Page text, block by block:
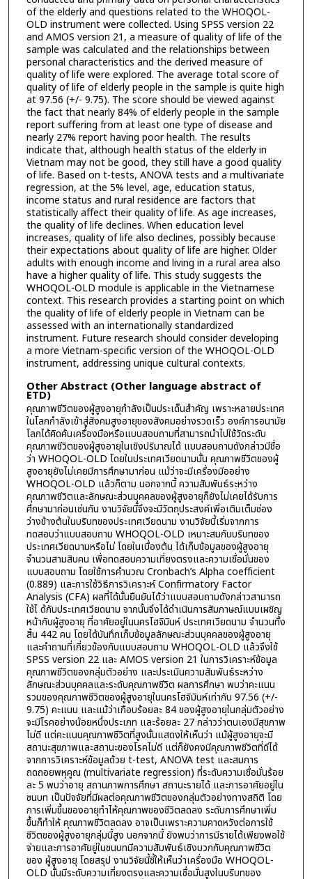
of the elderly and questions related to the WHOQOL-
OLD instrument were collected. Using SPSS version 22
and AMOS version 21, a measure of quality of life of the
sample was calculated and the relationships between
personal characteristics and the derived measure of
quality of life were explored. The average total score of
quality of life of elderly people in the sample is quite high
at 97.56 (+/- 9.75). The score should be viewed against
the fact that nearly 84% of elderly people in the sample
report suffering from at least one type of disease and
nearly 27% report having poor health. The results
indicate that, although health status of the elderly in
Vietnam may not be good, they still have a good quality
of life. Based on t-tests, ANOVA tests and a multivariate
regression, at the 5% level, age, education status,
income status and rural residence are factors that
statistically affect their quality of life. As age increases,
the quality of life declines. When education level
increases, quality of life also declines, possibly because
their expectations about quality of life are higher. Older
adults with enough income and living in a rural area also
have a higher quality of life. This study suggests the
WHOQOL-OLD module is applicable in the Vietnamese
context. This research provides a starting point on which
the quality of life of elderly people in Vietnam can be
assessed with an internationally standardized
instrument. Future research should consider developing
a more Vietnam-specific version of the WHOQOL-OLD
instrument, addressing unique cultural contexts.
Other Abstract (Other language abstract of
ETD)
คุณภาพชีวิตของผู้สูงอายุกำลังเป็นประเด็นสำคัญ เพราะหลายประเทศ
ในโลกกำลังเข้าสู่สังคมสูงอายุของสังคมอย่างรวดเร็ว องค์การอนามัย
โลกได้คิดค้นเครื่องมือหรือแบบสอบถามที่สามารถนำไปใช้วัดระดับ
คุณภาพชีวิตของผู้สูงอายุในเชิงปริมาณได้ แบบสอบถามดังกล่าวมีชื่อ
ว่า WHOQOL-OLD โดยในประเทศเวียดนามนั้น คุณภาพชีวิตของผู้
สูงอายุยังไม่เคยมีการศึกษามาก่อน แม้ว่าจะมีเครื่องมีออย่าง
WHOQOL-OLD แล้วก็ตาม นอกจากนี้ ความสัมพันธ์ระหว่าง
คุณภาพชีวิตและลักษณะส่วนบุคคลของผู้สูงอายุก็ยังไม่เคยได้รับการ
ศึกษามาก่อนเช่นกัน งานวิจัยนี้จึงจะมีวัตถุประสงค์เพิ่อเติมเต็มช่อง
ว่างข้างต้นในบริบทของประเทศเวียดนาม งานวิจัยนี้เริ่มจากการ
ทดสอบว่าแบบสอบถาม WHOQOL-OLD เหมาะสมกับบริบทของ
ประเทศเวียดนามหรือไม่ โดยในเบื่องต้น ได้เก็บข้อมูลของผู้สูงอายุ
จำนวนสามสิบคน เพื่อทดสอบความเที่ยงตรงและความเชื่อมั่นของ
แบบสอบถาม โดยใช้การคำนวณ Cronbach’s Alpha coefficient
(0.889) และการใช้วิธีการวิเคราะห์ Confirmatory Factor
Analysis (CFA) ผลที่ได้นั้นยืนยันได้ว่าแบบสอบถามดังกล่าวสามารถ
ใช้ไ ด้กับประเทศเวียดนาม จากนั้นจึงได้ดำเนินการสัมภาษณ์แบบเผชิญ
หน้ากับผู้สูงอายุ ที่อาศัยอยู่ในนครโฮจิมินห์ ประเทศเวียดนาม จำนวนทั้ง
สิ้น 442 คน โดยได้บันทึกเก็บข้อมูลลักษณะส่วนบุคคลของผู้สูงอายุ
และคำถามที่เกี่ยวข้องกับแบบสอบถาม WHOQOL-OLD แล้วจึงใช้
SPSS version 22 และ AMOS version 21 ในการวิเคราะห์ข้อมูล
คุณภาพชีวิตของกลุ่มตัวอย่าง และประเมินความสัมพันธ์ระหว่าง
ลักษณะส่วนบุคคลและระดับคุณภาพชีวิต ผลการศึกษา พบว่าคะแนน
รวมของคุณภาพชีวิตของผู้สูงอายุในนครโฮจิมินห์เท่ากับ 97.56 (+/-
9.75) คะแนน และแม้ว่าเกือบร้อยละ 84 ของผู้สูงอายุในกลุ่มตัวอย่าง
จะมีโรคอย่างน้อยหนึ่งประเภท และร้อยละ 27 กล่าวว่าตนเองมีสุขภาพ
ไม่ดี แต่คะแนนคุณภาพชีวิตที่สูงนั้นแสดงให้เห็นว่า แม้ผู้สูงอายุจะมี
สถานะสุขภาพและสถานะของโรคไม่ดี แต่ก็ยังคงมีคุณภาพชีวิตที่ดีได้
จากการวิเคราะห์ข้อมูลด้วย t-test, ANOVA test และสมการ
ถดถอยพหุคูณ (multivariate regression) ที่ระดับความเชื่อมั่นร้อย
ละ 5 พบว่าอายุ สถานภาพการศึกษา สถานะรายได้ และการอาศัยอยู่ใน
ชนบท เป็นปัจจัยที่มีผลต่อคุณภาพชีวิตของกลุ่มตัวอย่างทางสถิติ โดย
การเพิ่มขึ้นของอายุทําไห้คุณภาพของชีวิตลดลง ระดับการศึกษาเพิ่ม
ขึ้นก็ทำให้ คุณภาพชีวิตลดลง อาจเป็นเพราะความคาดหวังต่อการใช้
ชีวิตของผู้สูงอายุกลุ่มนี้สูง นอกจากนี้ ยังพบว่าการมีรายได้เพียงพอใช้
จ่ายและการอาศัยยู่ในชนบทมีความสัมพันธ์เชิงบวกกับคุณภาพชีวิต
ของ ผู้สูงอายุ โดยสรุป งานวิจัยนี้ชี้ให้เห็นว่าเครื่องมือ WHOQOL-
OLD นั้นมีระดับความเที่ยงตรงและความเชื่อมั่นสูงในบริบทของ